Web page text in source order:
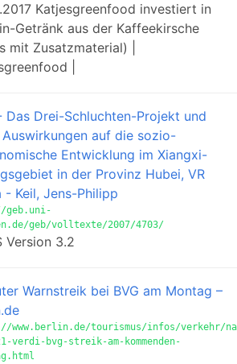
Katjesgreenfood investiert in
Getränk aus der Kaffeekirsche
mit Zusatzmaterial) |
|
Das Drei-Schluchten-Projekt und
Auswirkungen auf die sozio-
Entwicklung im Xiangxi-
in der Provinz Hubei, VR
- Keil, Jens-Philipp
geb/volltexte/2007/4703/
Version 3.2
Warnstreik bei BVG am Montag –
www.berlin.de/tourismus/infos/verkehr/
verdi-bvg-streik-am-kommenden-